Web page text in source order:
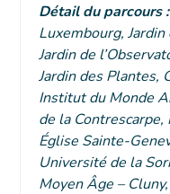
Détail du parcours:
Luxembourg,
Jardin de
Jardin des Plantes,
Institut du Monde
de la
Église Sainte-
Université de la
Moyen Âge –